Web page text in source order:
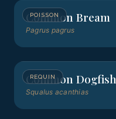
POISSON
Common Bream
Pagrus pagrus
REQUIN
Common Dogfish
Squalus acanthias